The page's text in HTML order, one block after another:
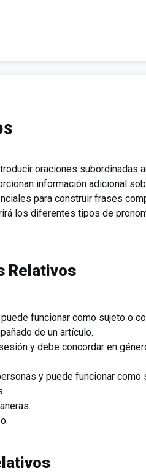
oraciones subordinadas
información adicional
para construir frases
los diferentes tipos de
Relativos
funcionar como sujeto o
de un artículo.
y debe concordar en
y puede funcionar como